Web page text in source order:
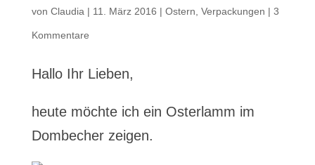
von Claudia | 11. März 2016 | Ostern Verpackungen | 3
Kommentare
Hallo Ihr Lieben,
heute möchte ich ein Osterlamm im
Dombecher zeigen.